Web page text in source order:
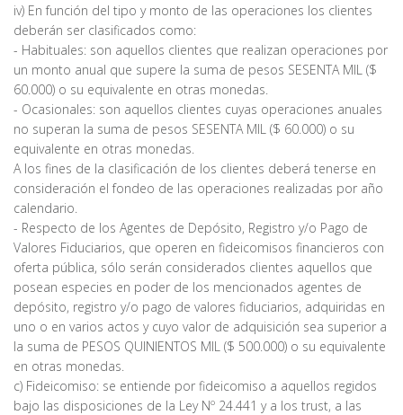
iv) En función del tipo y monto de las operaciones los clientes
deberán ser clasificados como:
- Habituales: son aquellos clientes que realizan operaciones por
un monto anual que supere la suma de pesos SESENTA MIL ($
60.000) o su equivalente en otras monedas.
- Ocasionales: son aquellos clientes cuyas operaciones anuales
no superan la suma de pesos SESENTA MIL ($ 60.000) o su
equivalente en otras monedas.
A los fines de la clasificación de los clientes deberá tenerse en
consideración el fondeo de las operaciones realizadas por año
calendario.
- Respecto de los Agentes de Depósito, Registro y/o Pago de
Valores Fiduciarios, que operen en fideicomisos financieros con
oferta pública, sólo serán considerados clientes aquellos que
posean especies en poder de los mencionados agentes de
depósito, registro y/o pago de valores fiduciarios, adquiridas en
uno o en varios actos y cuyo valor de adquisición sea superior a
la suma de PESOS QUINIENTOS MIL ($ 500.000) o su equivalente
en otras monedas.
c) Fideicomiso: se entiende por fideicomiso a aquellos regidos
bajo las disposiciones de la Ley Nº 24.441 y a los trust, a las